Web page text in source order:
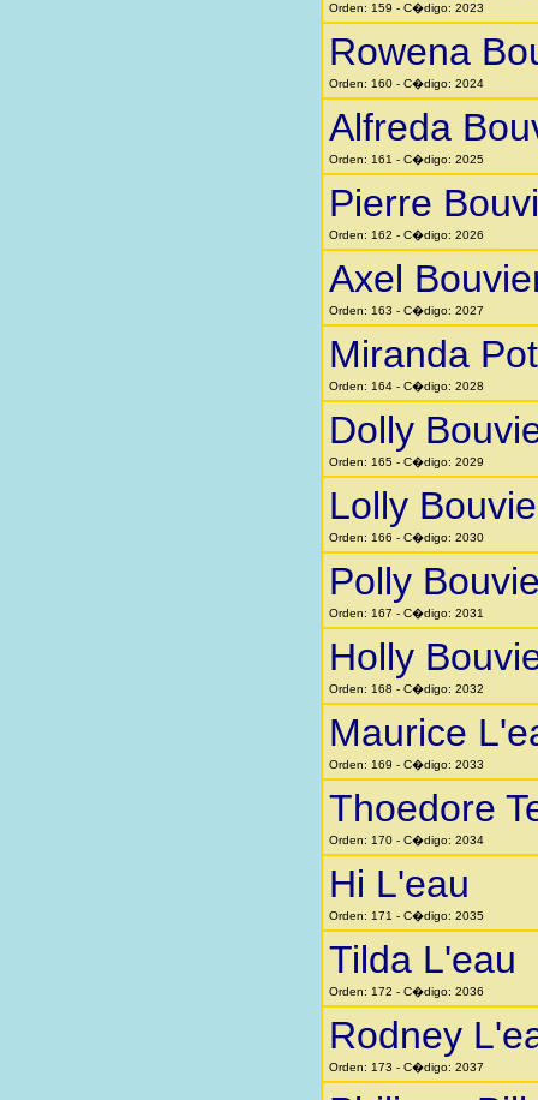
Orden: 159 - C�digo: 2023
Rowena
Orden: 160 - C�digo: 2024
Alfreda
Orden: 161 - C�digo: 2025
Pierre
Orden: 162 - C�digo: 2026
Axel
Orden: 163 - C�digo: 2027
Miranda
Orden: 164 - C�digo: 2028
Dolly
Orden: 165 - C�digo: 2029
Lolly
Orden: 166 - C�digo: 2030
Polly
Orden: 167 - C�digo: 2031
Holly
Orden: 168 - C�digo: 2032
Maurice
Orden: 169 - C�digo: 2033
Thoedore
Orden: 170 - C�digo: 2034
Hi L'eau
Orden: 171 - C�digo: 2035
Tilda L'eau
Orden: 172 - C�digo: 2036
Rodney
Orden: 173 - C�digo: 2037